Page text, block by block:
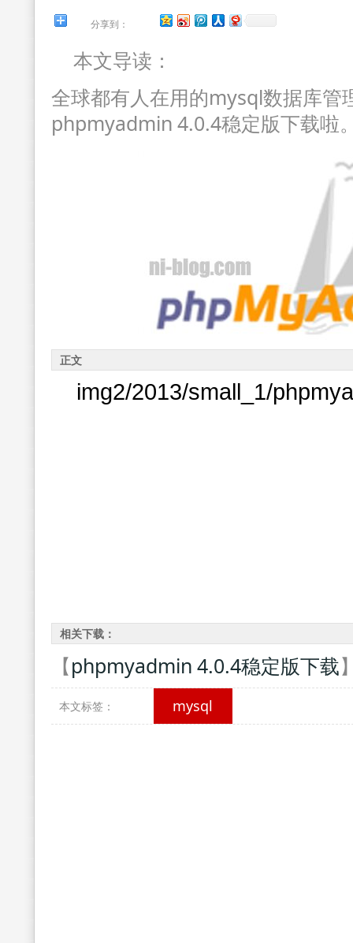
分享到：
本文导读：
全球都有人在用的mysql数据库管
phpmyadmin 4.0.4稳定版下载啦
正文
img2/2013/small_1/
相关下载：
【phpmyadmin 4.0.4稳定版下载
本文标签： mysql